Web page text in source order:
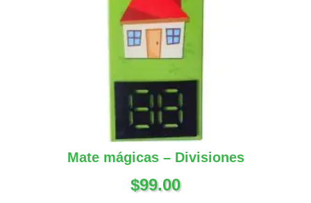
Mate mágicas – Divisiones
$99.00